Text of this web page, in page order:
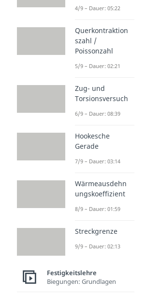
4/9 – Dauer: 05:22
Querkontraktion
szahl /
Poissonzahl
5/9 – Dauer: 02:21
Zug- und
Torsionsversuch
6/9 – Dauer: 08:39
Hookesche
Gerade
7/9 – Dauer: 03:14
Wärmeausdehn
ungskoeffizient
8/9 – Dauer: 01:59
Streckgrenze
9/9 – Dauer: 02:13
Festigkeitslehre
Biegungen: Grundlagen